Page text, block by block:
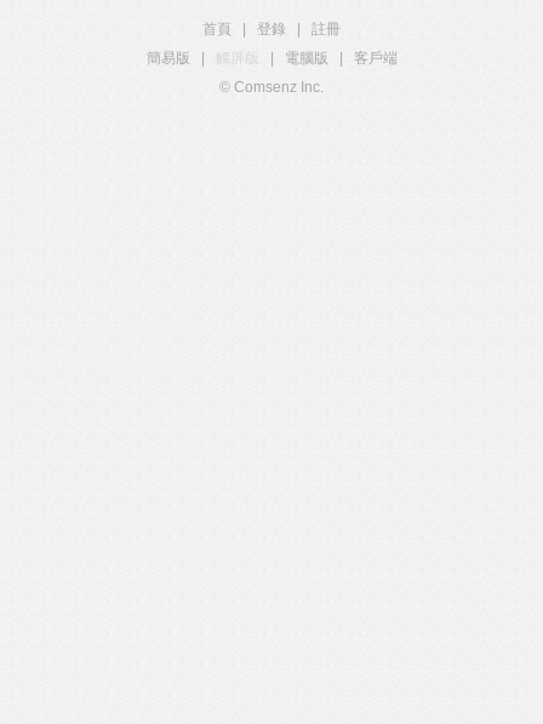
首頁 登錄
註冊
簡易版
觸屏版 電腦版
客戶端
© Comsenz Inc.